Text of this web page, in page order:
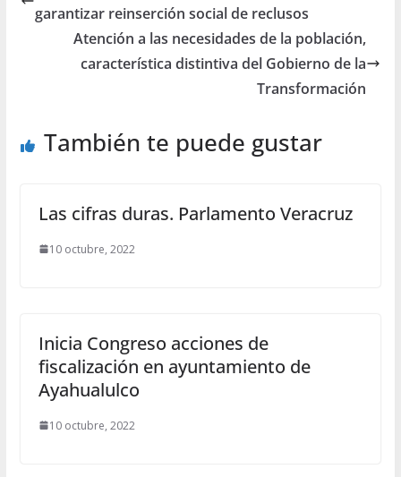
garantizar reinserción social de reclusos
Atención a las necesidades de la población,
característica distintiva del Gobierno de la
Transformación
También te puede gustar
Las cifras duras. Parlamento Veracruz
10 octubre, 2022
Inicia Congreso acciones de
fiscalización en ayuntamiento de
Ayahualulco
10 octubre, 2022